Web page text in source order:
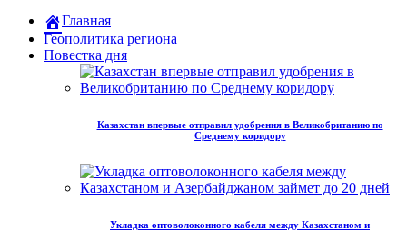
Главная
Геополитика региона
Повестка дня
Казахстан впервые отправил удобрения в Великобританию по
Среднему коридору
Укладка оптоволоконного кабеля между Казахстаном и